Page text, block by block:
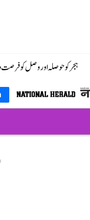
ہجر کو حوصلہ اور وصل کو فرصت